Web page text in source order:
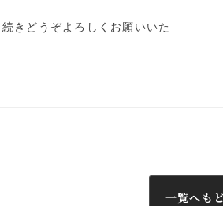
続きどうぞよろしくお願いいた
一覧へも